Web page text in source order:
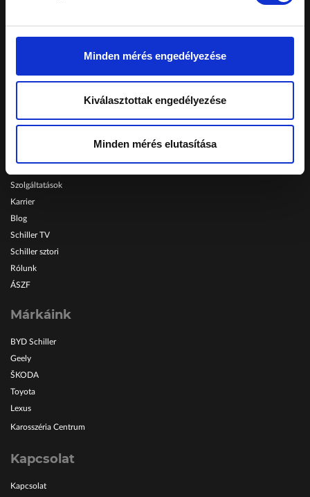
Minden mérés engedélyezése
Kiválasztottak engedélyezése
Minden mérés elutasítása
Telephelyeinken ezekkel a kártyákkal fizethet:
Schiller Autó Család
Szolgáltatások
Karrier
Blog
Schiller TV
Schiller sztori
Rólunk
ÁSZF
Márkáink
BYD Schiller
Geely
ŠKODA
Toyota
Lexus
Karosszéria Centrum
Kapcsolat
Kapcsolat